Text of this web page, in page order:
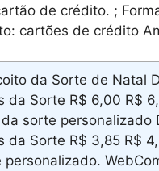
de crédito. ;
cartões de crédito
da Sorte de Natal
da Sorte R$ 6,00 R$
sorte personalizado
da Sorte R$ 3,85 R$
personalizado.